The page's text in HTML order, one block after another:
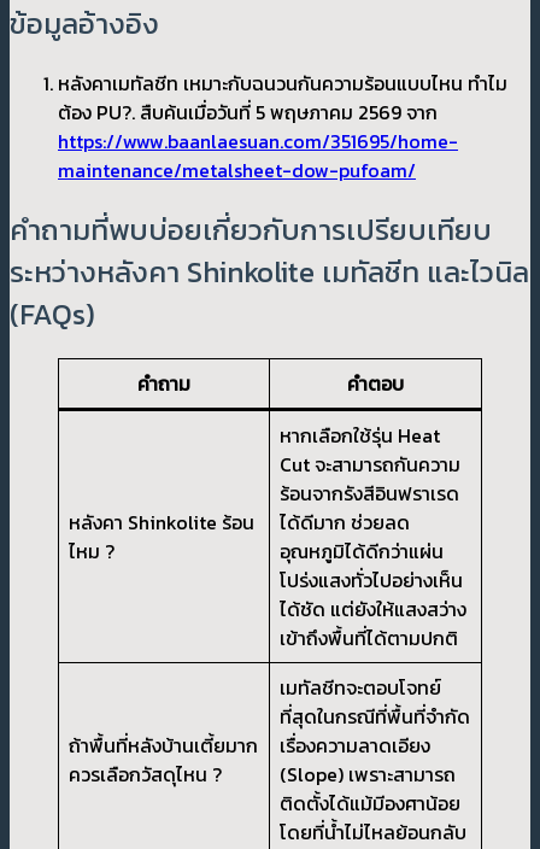
ข้อมูลอ้างอิง
หลังคาเมทัลชีท เหมาะกับฉนวนกันความร้อนแบบไหน ทำไม
ต้อง PU?. สืบค้นเมื่อวันที่ 5 พฤษภาคม 2569 จาก
https://www.baanlaesuan.com/351695/home-
maintenance/metalsheet-dow-pufoam/
คำถามที่พบบ่อยเกี่ยวกับการเปรียบเทียบ
ระหว่างหลังคา Shinkolite เมทัลชีท และไวนิล
(FAQs)
คำถาม คำตอบ
หลังคา Shinkolite ร้อน
ไหม ?
หากเลือกใช้รุ่น Heat
Cut จะสามารถกันความ
ร้อนจากรังสีอินฟราเรด
ได้ดีมาก ช่วยลด
อุณหภูมิได้ดีกว่าแผ่น
โปร่งแสงทั่วไปอย่างเห็น
ได้ชัด แต่ยังให้แสงสว่าง
เข้าถึงพื้นที่ได้ตามปกติ
ถ้าพื้นที่หลังบ้านเตี้ยมาก
ควรเลือกวัสดุไหน ?
เมทัลชีทจะตอบโจทย์
ที่สุดในกรณีที่พื้นที่จำกัด
เรื่องความลาดเอียง
(Slope) เพราะสามารถ
ติดตั้งได้แม้มีองศาน้อย
โดยที่น้ำไม่ไหลย้อนกลับ